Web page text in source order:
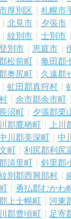
厚別区 札幌市
北見市 夕張市
紋別市 士別市
別市 恵庭市
松前町 亀田郡
奥尻町 久遠郡
虻田郡真狩村
余市郡余市町
沼町 夕張郡栗
川郡鷹栖町 上川
川郡美深町 中
町 利尻郡利尻
清里町 斜里郡
別郡西興部村
勇払郡むかわ
上士幌町 河東
郡豊頃町 足寄